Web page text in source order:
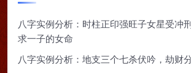
八字实例分析：时柱正印强旺子女星受冲
求一子的女命
八字实例分析：地支三个七杀伏吟，劫财